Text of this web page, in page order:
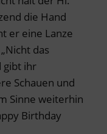
die Hand
er eine Lanze
das
gibt ihr
Schauen und
Sinne weiterhin
Birthday